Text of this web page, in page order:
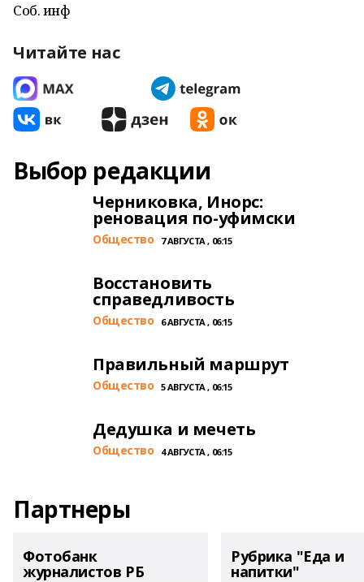
Соб. инф
Читайте нас
Выбор редакции
Черниковка, Инорс:
реновация по-уфимски
Общество 7 АВГУСТА , 06:15
Восстановить
справедливость
Общество 6 АВГУСТА , 06:15
Правильный маршрут
Общество 5 АВГУСТА , 06:15
Дедушка и мечеть
Общество 4 АВГУСТА , 06:15
Партнеры
Фотобанк
журналистов РБ
Рубрика "Еда и
напитки"